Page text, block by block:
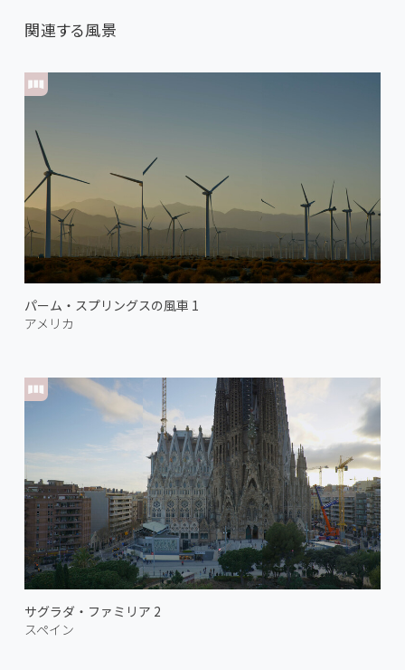
関連する風景
パーム・スプリングスの風車 1
アメリカ
サグラダ・ファミリア 2
スペイン